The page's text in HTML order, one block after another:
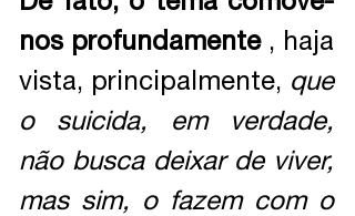
nos profundamente , haja
vista, principalmente, que
o suicida, em verdade,
não busca deixar de viver,
mas sim, o fazem com o